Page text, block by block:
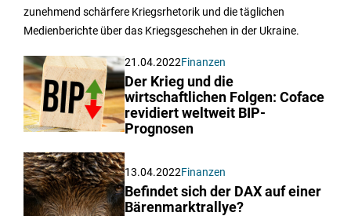
zunehmend schärfere Kriegsrhetorik und die täglichen
Medienberichte über das Kriegsgeschehen in der Ukraine.
21.04.2022Finanzen
Der Krieg und die
wirtschaftlichen Folgen: Coface
revidiert weltweit BIP-
Prognosen
13.04.2022Finanzen
Befindet sich der DAX auf einer
Bärenmarktrallye?